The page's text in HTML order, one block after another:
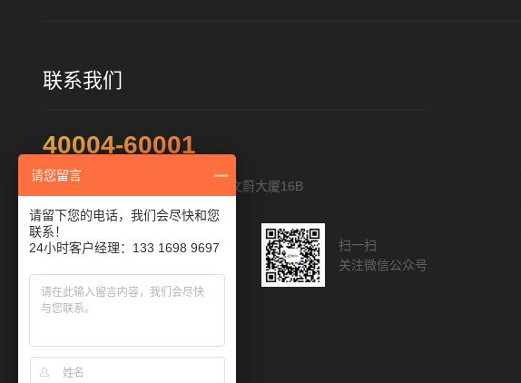
联系我们
40004-60001
地址：深圳市福田区福华路322号文蔚大厦16B
扫一扫添加客服
扫一扫
关注微信公众号
请您留言
请留下您的电话，我们会尽快和您
联系！
24小时客户经理：133 1698 9697